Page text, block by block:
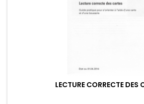
LECTURE CORRECTE DES